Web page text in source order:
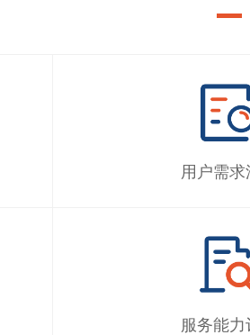
用户需求
服务能力